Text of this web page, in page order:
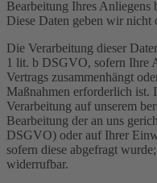
Bearbeitung Ihres Anliegens
Diese Daten geben wir
Die Verarbeitung dieser
1 lit. b DSGVO, sofern Ihre
Vertrags zusammenhängt
Maßnahmen erforderlich ist.
Verarbeitung auf unserem
Bearbeitung der an uns
DSGVO) oder auf Ihrer
sofern diese abgefragt
widerrufbar.